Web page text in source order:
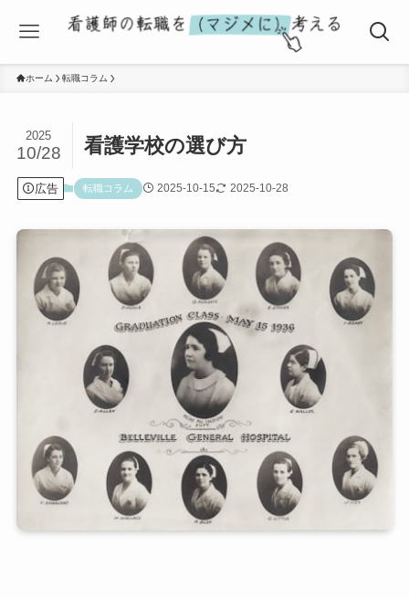
ホーム 転職コラム
看護学校の選び方
2025
10/28
広告 転職コラム 2025-10-15 2025-10-28